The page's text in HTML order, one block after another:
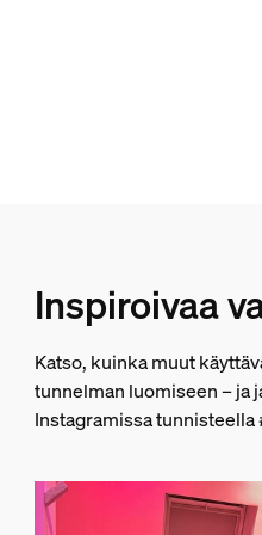
Valon
Värintoistoindeksi (CRI)
80
Valosarja/
Leikattavissa oikeaan
Kyllä
Inspiroivaa
Katso, kuinka muut
tunnelman luomiseen – ja
Instagramissa